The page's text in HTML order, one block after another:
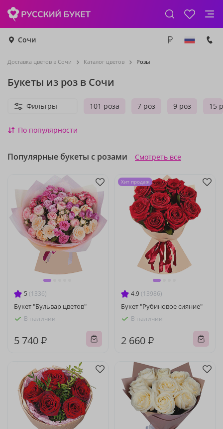
Сочи
Доставка цветов в Сочи Каталог цветов Розы
Букеты из роз в Сочи
101 роза 7 роз 9 роз 15
Фильтры
По популярности
Популярные букеты с розами Смотреть все
5 (1336)
Букет "Бульвар цветов"
В наличии
5 740 ₽
4.9 (13986)
Букет "Рубиновое сияние"
В наличии
2 660 ₽
Хит продаж